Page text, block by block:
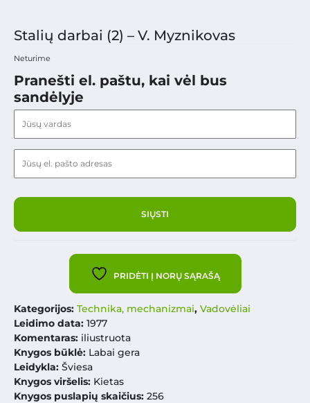
Stalių darbai (2) – V. Myznikovas
Neturime
Pranešti el. paštu, kai vėl bus
sandėlyje
PRIDĖTI Į NORŲ SĄRAŠĄ
Kategorijos: Technika, mechanizmai, Vadovėliai
Leidimo data: 1977
Komentaras: iliustruota
Knygos būklė: Labai gera
Leidykla: Šviesa
Knygos viršelis: Kietas
Knygos puslapių skaičius: 256